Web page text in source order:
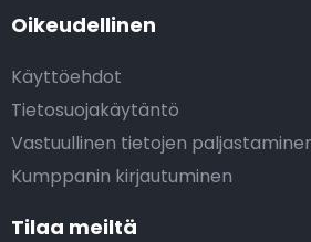
Oikeudellinen
Käyttöehdot
Tietosuojakäytäntö
Vastuullinen tietojen
Kumppanin kirjautuminen
Tilaa meiltä